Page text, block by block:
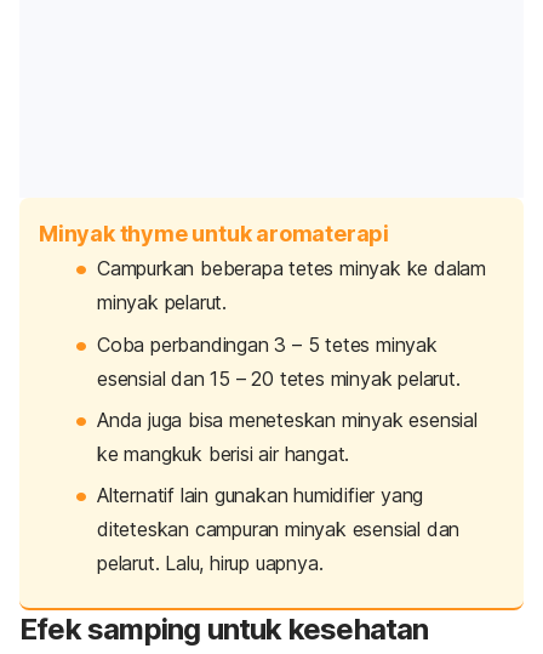
Minyak thyme untuk aromaterapi
Campurkan beberapa tetes minyak ke dalam
minyak pelarut.
Coba perbandingan 3 – 5 tetes minyak
esensial dan 15 – 20 tetes minyak pelarut.
Anda juga bisa meneteskan minyak esensial
ke mangkuk berisi air hangat.
Alternatif lain gunakanhumidifier yang
diteteskan campuran minyak esensial dan
pelarut. Lalu, hirup uapnya.
Efek samping untuk kesehatan